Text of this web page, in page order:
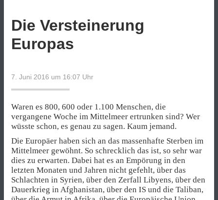
Die Versteinerung
Europas
7. Juni 2016 um 16:07 Uhr
Waren es 800, 600 oder 1.100 Menschen, die
vergangene Woche im Mittelmeer ertrunken sind? Wer
wüsste schon, es genau zu sagen. Kaum jemand.
Die Europäer haben sich an das massenhafte Sterben im
Mittelmeer gewöhnt. So schrecklich das ist, so sehr war
dies zu erwarten. Dabei hat es an Empörung in den
letzten Monaten und Jahren nicht gefehlt, über das
Schlachten in Syrien, über den Zerfall Libyens, über den
Dauerkrieg in Afghanistan, über den IS und die Taliban,